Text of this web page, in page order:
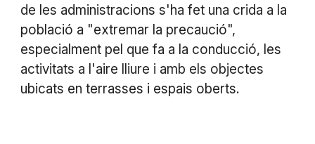
de les administracions s'ha fet una crida a la
població a "extremar la precaució",
especialment pel que fa a la conducció, les
activitats a l'aire lliure i amb els objectes
ubicats en terrasses i espais oberts.